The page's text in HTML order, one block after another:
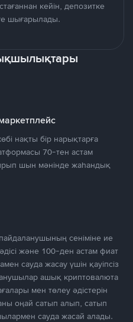
кейін, депозитке
шығарылады.
нақты бір нарықтарға
70-тен астам
шын мәнінде жаһандық
сеніміне ие
және 100-ден астам фиат
сауда жасау үшін қауіпсіз
ашық криптовалюта
мен төлеу әдістерін
оңай сатып алып, сатып
сауда жасай алады.